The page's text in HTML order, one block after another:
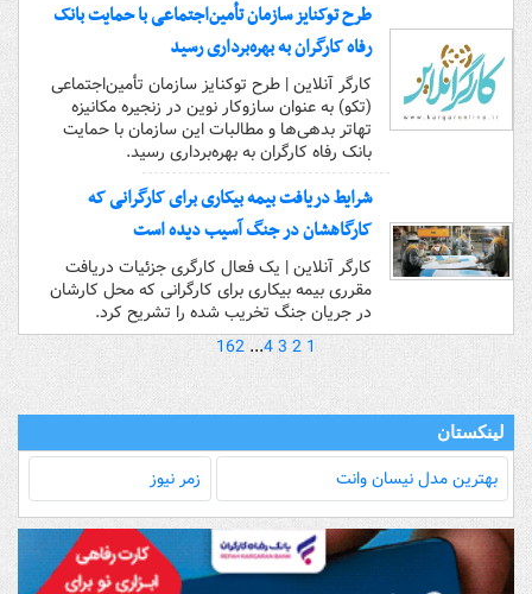
طرح توکنایز سازمان تأمین‌اجتماعی با حمایت بانک
رفاه کارگران به بهره‌برداری رسید
کارگر آنلاین | طرح توکنایز سازمان تأمین‌اجتماعی
(تکو) به عنوان سازوکار نوین در زنجیره‌ مکانیزه
تهاتر بدهی‌ها و ‌مطالبات این سازمان با حمایت
بانک رفاه کارگران به بهره‌برداری رسید.
شرایط دریافت بیمه بیکاری برای کارگرانی که
کارگاهشان در جنگ آسیب دیده است
کارگر آنلاین | یک فعال کارگری جزئیات دریافت
مقرری بیمه بیکاری برای کارگرانی که محل کارشان
در جریان جنگ تخریب شده را تشریح کرد.
1
2
3
4
...
162
لینکستان
بهترین مدل‌ نیسان وانت زمر نیوز